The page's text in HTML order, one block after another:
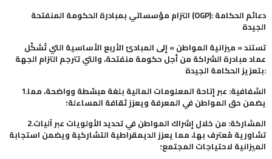
التزام مؤسساتي بمبادرة الحكومة المنفتحة (OGP): دعائم الحكامة
الجيدة
تستند « ميزانية المواطن » إلى المبادئ الأربع الأساسية التي تُشكّل
عماد مبادرة الشراكة من أجل حكومة منفتحة، والتي تترجم التزام الجهة
بتعزيز الحكامة الجيدة:
1.الشفافية: عبر إتاحة المعلومات المالية بلغة مبسّطة وواضحة، مما
يضمن حق المواطن في المعرفة ويعزز ثقافة المساءلة؛
2.المشاركة: من خلال إشراك المواطن في تحديد الأولويات عبر آليات
تشاورية مُعترف بها، مما يعزز الديمقراطية التشاركية ويضمن استجابة
الميزانية لاحتياجات المجتمع؛